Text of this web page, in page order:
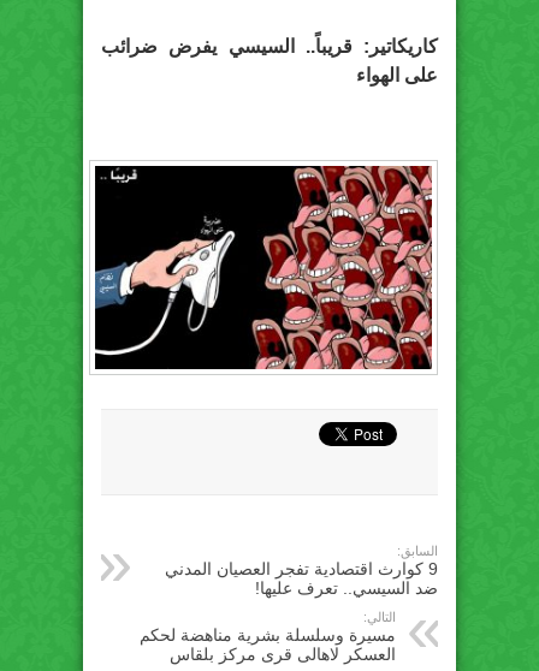
كاريكاتير: قريباً.. السيسي يفرض ضرائب
على الهواء
السابق:
9 كوارث اقتصادية تفجر العصيان المدني
ضد السيسي.. تعرف عليها!
التالي:
مسيرة وسلسلة بشرية مناهضة لحكم
العسكر لاهالى قرى مركز بلقاس